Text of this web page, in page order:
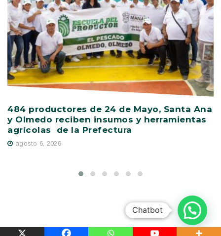
484 productores de 24 de Mayo, Santa Ana
y Olmedo reciben insumos y herramientas
agrícolas de la Prefectura
agosto 6, 2026
Chatbot